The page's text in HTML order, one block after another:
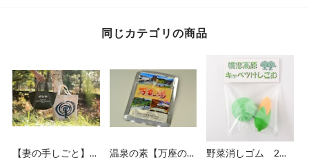
同じカテゴリの商品
【妻の手しごと】キ
温泉の素【万座の
野菜消しゴム 2個